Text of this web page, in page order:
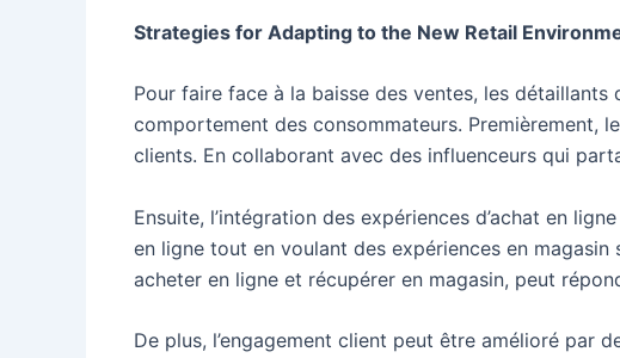
Strategies for Adapting to the New Retail
Pour faire face à la baisse des ventes, les
comportement des consommateurs. Premièrement,
clients. En collaborant avec des influenceurs qui
Ensuite, l’intégration des expériences d’achat en
en ligne tout en voulant des expériences en
acheter en ligne et récupérer en magasin, peut
De plus, l’engagement client peut être amélioré par